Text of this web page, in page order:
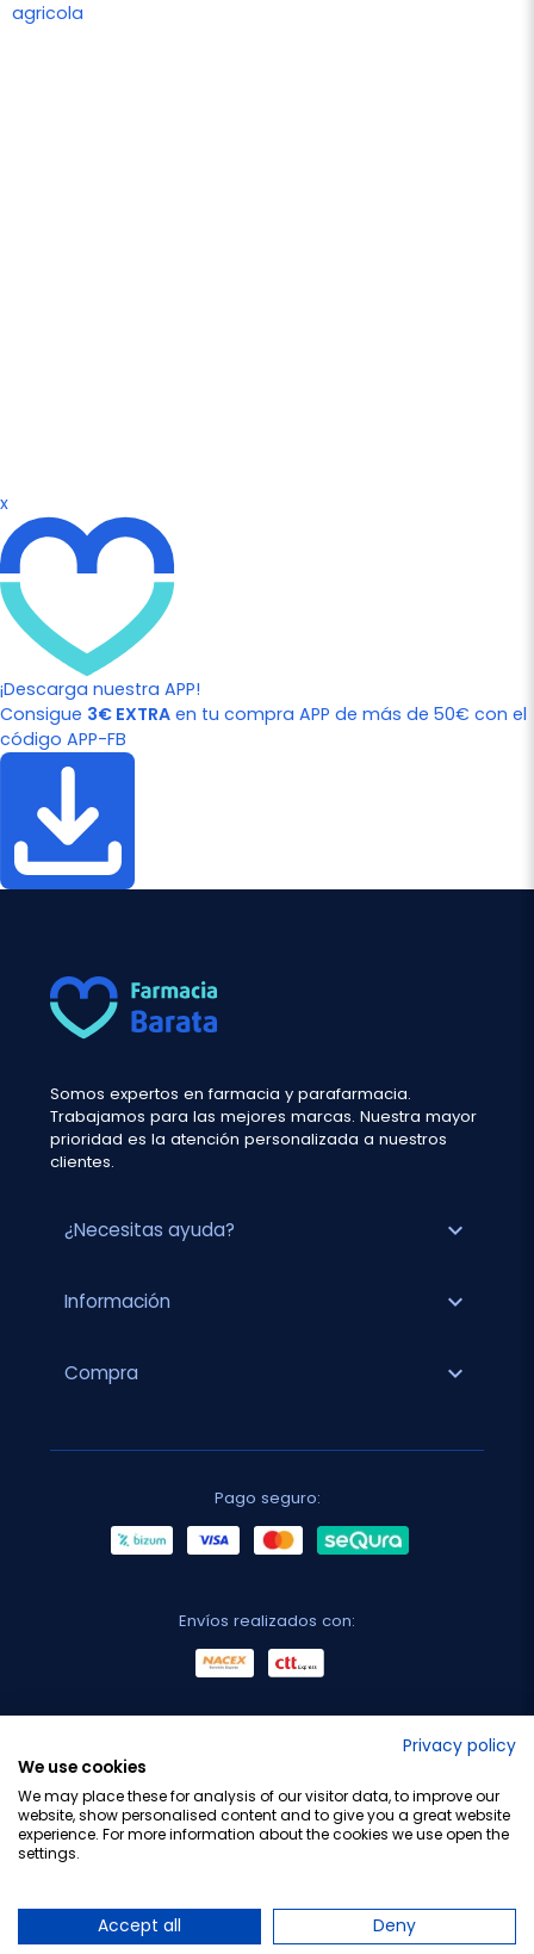
agricola
x
¡Descarga nuestra APP!
Consigue 3€ EXTRA en tu compra APP de más de 50€ con el
código APP-FB
Somos expertos en farmacia y parafarmacia.
Trabajamos para las mejores marcas. Nuestra mayor
prioridad es la atención personalizada a nuestros
clientes.
¿Necesitas ayuda? expand_more
Información expand_more
Compra expand_more
Pago seguro:
Envíos realizados con:
Privacy policy
We use cookies
We may place these for analysis of our visitor data, to improve our
website, show personalised content and to give you a great website
experience. For more information about the cookies we use open the
settings.
Accept all Deny